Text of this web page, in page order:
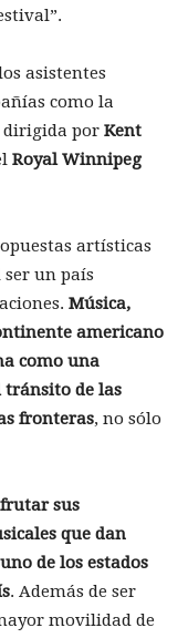
asistentes
como la
dirigida por Kent
Royal Winnipeg
artísticas
un país
Música,
americano
como una
tránsito de las
fronteras, no sólo
sus
que dan
de los estados
. Además de ser
movilidad de